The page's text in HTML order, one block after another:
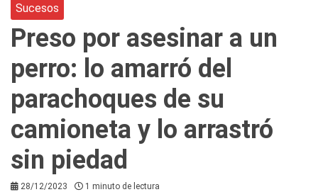
Sucesos
Preso por asesinar a un
perro: lo amarró del
parachoques de su
camioneta y lo arrastró
sin piedad
28/12/2023 1 minuto de lectura